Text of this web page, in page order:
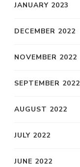
JANUARY 2023
DECEMBER 2022
NOVEMBER 2022
SEPTEMBER 2022
AUGUST 2022
JULY 2022
JUNE 2022